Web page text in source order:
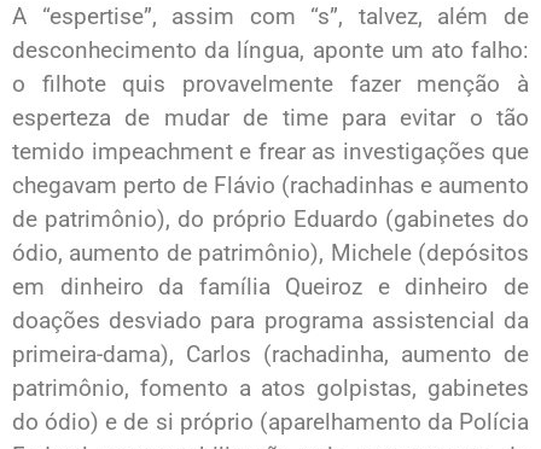
A “espertise”, assim com “s”, talvez, além de
desconhecimento da língua, aponte um ato falho:
o filhote quis provavelmente fazer menção à
esperteza de mudar de time para evitar o tão
temido impeachment e frear as investigações que
chegavam perto de Flávio (rachadinhas e aumento
de patrimônio), do próprio Eduardo (gabinetes do
ódio, aumento de patrimônio), Michele (depósitos
em dinheiro da família Queiroz e dinheiro de
doações desviado para programa assistencial da
primeira-dama), Carlos (rachadinha, aumento de
patrimônio, fomento a atos golpistas, gabinetes
do ódio) e de si próprio (aparelhamento da Polícia